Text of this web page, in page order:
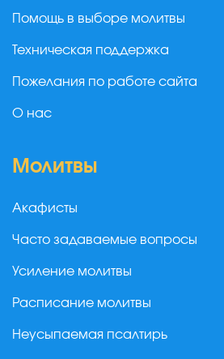
Помощь в выборе молитвы
Техническая поддержка
Пожелания по работе сайта
О нас
Молитвы
Акафисты
Часто задаваемые вопросы
Усиление молитвы
Расписание молитвы
Неусыпаемая псалтирь